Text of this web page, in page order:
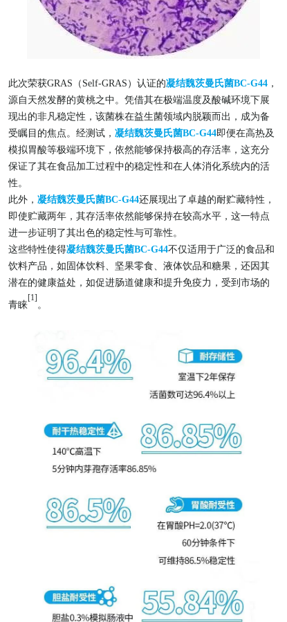
此次荣获GRAS（Self-GRAS）认证的凝结魏茨曼氏菌BC-G44 ，
源自天然发酵的黄桃之中。凭借其在极端温度及酸碱环境下展
现出的非凡稳定性，该菌株在益生菌领域内脱颖而出，成为备
受瞩目的焦点。经测试，凝结魏茨曼氏菌BC-G44即便在高热及
模拟胃酸等极端环境下，依然能够保持极高的存活率，这充分
保证了其在食品加工过程中的稳定性和在人体消化系统内的活
性。
此外，凝结魏茨曼氏菌BC-G44还展现出了卓越的耐贮藏特性，
即使贮藏两年，其存活率依然能够保持在较高水平，这一特点
进一步证明了其出色的稳定性与可靠性。
这些特性使得凝结魏茨曼氏菌BC-G44不仅适用于广泛的食品和
饮料产品，如固体饮料、坚果零食、液体饮品和糖果，还因其
潜在的健康益处，如促进肠道健康和提升免疫力，受到市场的
青睐
[1]
。